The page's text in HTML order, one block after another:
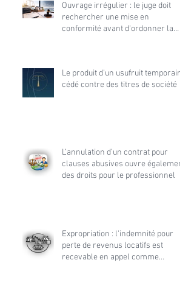
Ouvrage irrégulier : le juge doit
rechercher une mise en
conformité avant d'ordonner la
Le produit d’un usufruit temporaire
cédé contre des titres de société
L’annulation d’un contrat pour
clauses abusives ouvre également
des droits pour le professionnel
Expropriation : l'indemnité pour
perte de revenus locatifs est
recevable en appel comme